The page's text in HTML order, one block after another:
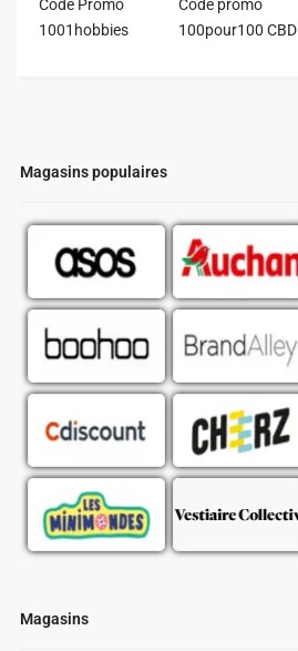
Magasins populaires
Magasins
Code Promo
1001hobbies
Code promo
100pour100 CBD